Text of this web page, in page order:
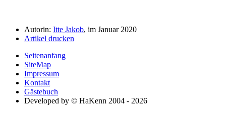
Autorin: Itte Jakob, im Januar 2020
Artikel drucken
Seitenanfang
SiteMap
Impressum
Kontakt
Gästebuch
Developed by © HaKenn 2004 - 2026